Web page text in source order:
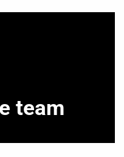
team